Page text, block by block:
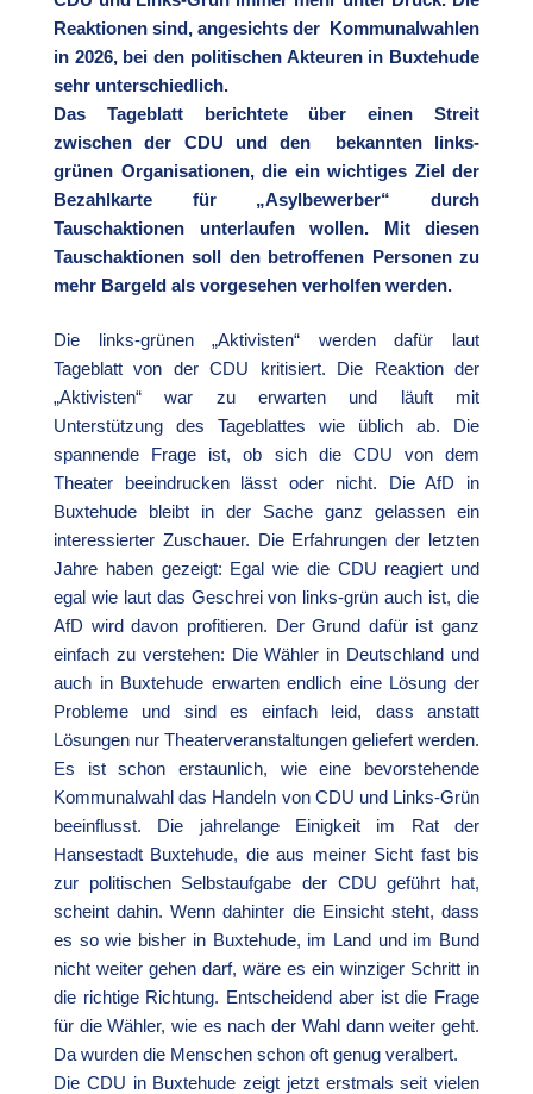
Reaktionen sind, angesichts der Kommunalwahlen
in 2026, bei den politischen Akteuren in Buxtehude
sehr unterschiedlich.
Das Tageblatt berichtete über einen Streit
zwischen der CDU und den bekannten links-
grünen Organisationen, die ein wichtiges Ziel der
Bezahlkarte für „Asylbewerber“ durch
Tauschaktionen unterlaufen wollen. Mit diesen
Tauschaktionen soll den betroffenen Personen zu
mehr Bargeld als vorgesehen verholfen werden.
Die links-grünen „Aktivisten“ werden dafür laut
Tageblatt von der CDU kritisiert. Die Reaktion der
„Aktivisten“ war zu erwarten und läuft mit
Unterstützung des Tageblattes wie üblich ab. Die
spannende Frage ist, ob sich die CDU von dem
Theater beeindrucken lässt oder nicht. Die AfD in
Buxtehude bleibt in der Sache ganz gelassen ein
interessierter Zuschauer. Die Erfahrungen der letzten
Jahre haben gezeigt: Egal wie die CDU reagiert und
egal wie laut das Geschrei von links-grün auch ist, die
AfD wird davon profitieren. Der Grund dafür ist ganz
einfach zu verstehen: Die Wähler in Deutschland und
auch in Buxtehude erwarten endlich eine Lösung der
Probleme und sind es einfach leid, dass anstatt
Lösungen nur Theaterveranstaltungen geliefert werden.
Es ist schon erstaunlich, wie eine bevorstehende
Kommunalwahl das Handeln von CDU und Links-Grün
beeinflusst. Die jahrelange Einigkeit im Rat der
Hansestadt Buxtehude, die aus meiner Sicht fast bis
zur politischen Selbstaufgabe der CDU geführt hat,
scheint dahin. Wenn dahinter die Einsicht steht, dass
es so wie bisher in Buxtehude, im Land und im Bund
nicht weiter gehen darf, wäre es ein winziger Schritt in
die richtige Richtung. Entscheidend aber ist die Frage
für die Wähler, wie es nach der Wahl dann weiter geht.
Da wurden die Menschen schon oft genug veralbert.
Die CDU in Buxtehude zeigt jetzt erstmals seit vielen